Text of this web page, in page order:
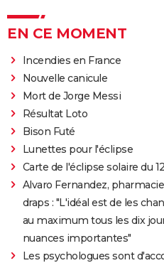
EN CE MOMENT
Incendies en France
Nouvelle canicule
Mort de Jorge Messi
Résultat Loto
Bison Futé
Lunettes pour l'éclipse
Carte de l'éclipse solaire du
Alvaro Fernandez,
draps : "L'idéal est de les
au maximum tous les dix
nuances importantes"
Les psychologues sont